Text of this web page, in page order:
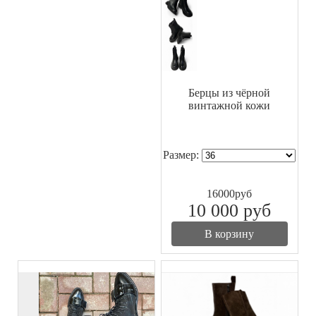
Берцы из чёрной
винтажной кожи
Размер:
16000руб
10 000 руб
В корзину